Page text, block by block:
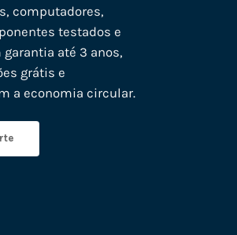
computadores,
testados e
até 3 anos,
grátis e
a economia circular.